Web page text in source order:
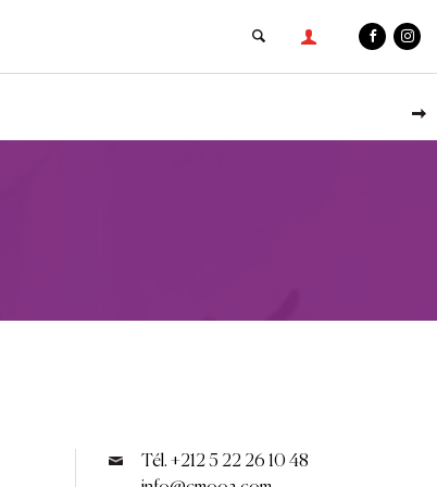
Tél. +212 5 22 26 10 48